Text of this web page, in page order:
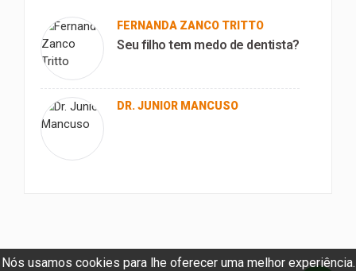
Nós usamos cookies para lhe oferecer uma melhor experiência.
FERNANDA ZANCO TRITTO
Seu filho tem medo de dentista?
DR. JUNIOR MANCUSO